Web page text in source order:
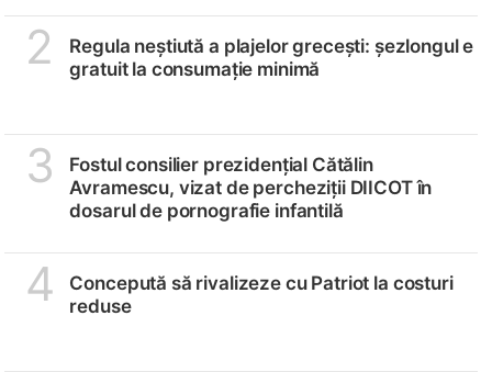
2
Regula neștiută a plajelor grecești: șezlongul e
gratuit la consumație minimă
3
Fostul consilier prezidențial Cătălin
Avramescu, vizat de percheziții DIICOT în
dosarul de pornografie infantilă
4
Concepută să rivalizeze cu Patriot la costuri
reduse